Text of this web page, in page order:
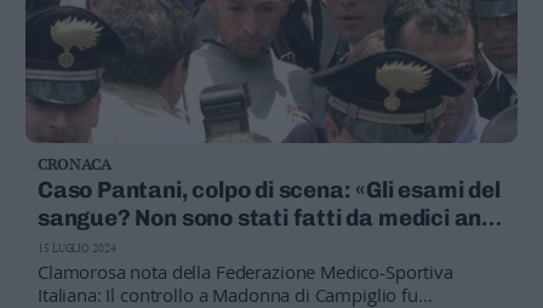
CRONACA
Caso Pantani, colpo di scena: «Gli esami del
sangue? Non sono stati fatti da medici anti-
doping»
Clamorosa nota della Federazione Medico-Sportiva
Italiana: Il controllo a Madonna di Campiglio fu
15 LUGLIO 2024